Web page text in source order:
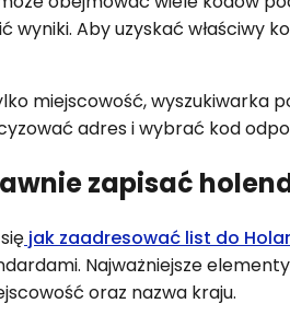
wyniki. Aby uzyskać właściwy
miejscowość, wyszukiwarka
adres i wybrać kod
zapisać
jak zaadresować list do
Najważniejsze
oraz nazwa kraju.